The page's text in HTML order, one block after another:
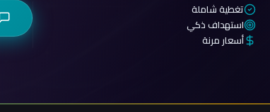
تغطية شاملة
استهداف ذكي
أسعار مرنة